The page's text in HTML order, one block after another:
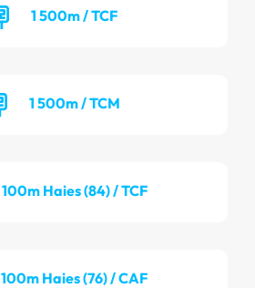
1 500m / TCF
1 500m / TCM
100m Haies (84) / TCF
100m Haies (76) / CAF